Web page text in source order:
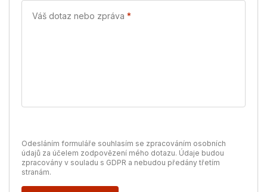
Váš dotaz nebo zpráva *
Odesláním formuláře souhlasím se zpracováním osobních
údajů za účelem zodpovězení mého dotazu. Údaje budou
zpracovány v souladu s GDPR a nebudou předány třetím
stranám.